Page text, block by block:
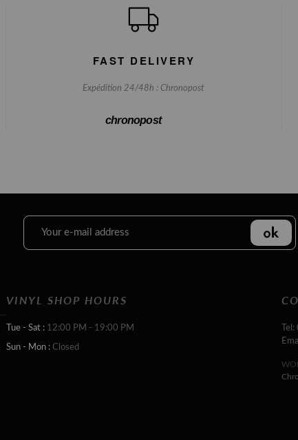
FAST DELIVERY
Expédition 24/48h : Chronopost
chronopost
VINYL SHOP HOURS
Tue - Sat : 12:00 PM - 19:00 PM
Sun - Mon : Closed